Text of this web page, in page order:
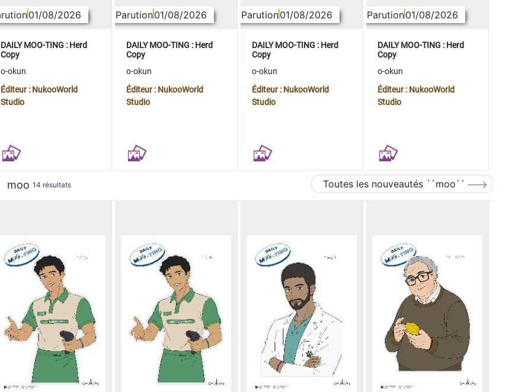
01/08/2026
DAILY MOO-TING : Herd
Copy
o-okun
Éditeur : NukooWorld
Studio
Parution01/08/2026
DAILY MOO-TING : Herd
Copy
o-okun
Éditeur : NukooWorld
Studio
Parution01/08/2026
DAILY MOO-TING : Herd
Copy
o-okun
Éditeur : NukooWorld
Studio
Parution01/08/2026
DAILY MOO-TING : Herd
Copy
o-okun
Éditeur : NukooWorld
Studio
moo 14 résultats Toutes les nouveautés ``moo``